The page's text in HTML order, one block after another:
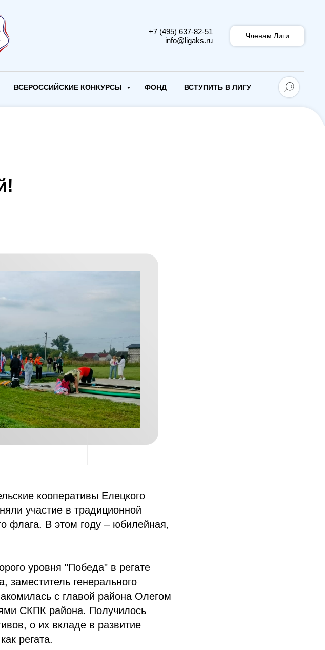
+7 (495) 637-82-51
info@ligaks.ru
Членам Лиги
ВСЕРОССИЙСКИЕ КОНКУРСЫ ФОНД ВСТУПИТЬ В ЛИГУ
кооперативы Елецкого
участие в традиционной
флага. В этом году – юбилейная,
уровня "Победа" в регате
генерального
с главой района Олегом
СКПК района. Получилось
о их вкладе в развитие
регата.